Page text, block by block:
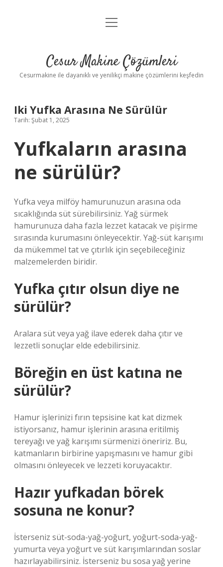
Anasayfa
Yasal Uyarı
menüyü
Cesur Makine Çözümleri
Cesurmakine ile dayanıklı ve yenilikçi makine çözümlerini keşfedin
Iki Yufka Arasına Ne Sürülür
Tarih: Şubat 1, 2025
Yufkaların arasına
ne sürülür?
Yufka veya milföy hamurunuzun arasına oda
sıcaklığında süt sürebilirsiniz. Yağ sürmek
hamurunuza daha fazla lezzet katacak ve pişirme
sırasında kurumasını önleyecektir. Yağ-süt karışımı
da mükemmel tat ve çıtırlık için seçebileceğiniz
malzemelerden biridir.
Yufka çıtır olsun diye ne
sürülür?
Aralara süt veya yağ ilave ederek daha çıtır ve
lezzetli sonuçlar elde edebilirsiniz.
Böreğin en üst katına ne
sürülür?
Hamur işlerinizi fırın tepsisine kat kat dizmek
istiyorsanız, hamur işlerinin arasına eritilmiş
tereyağı ve yağ karışımı sürmenizi öneririz. Bu,
katmanların birbirine yapışmasını ve hamur gibi
olmasını önleyecek ve lezzeti koruyacaktır.
Hazır yufkadan börek
sosuna ne konur?
İsterseniz süt-soda-yağ-yoğurt, yoğurt-soda-yağ-
yumurta veya yoğurt ve süt karışımlarından soslar
hazırlayabilirsiniz. İsterseniz bu sosa yağ yerine